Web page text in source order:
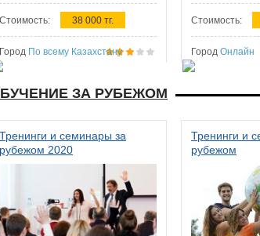
Стоимость: 38 000 тг.
Город По всему Казахстану
Стоимость:
Город Онлайн
ЗА РУБЕЖОМ
Тренинги и семинары за
рубежом 2020
Тренинги и
рубежом